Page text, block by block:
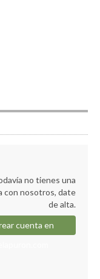
no tienes una
con nosotros, date
de alta.
cuenta en